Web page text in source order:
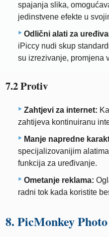
spajanja slika,
jedinstvene efekte u
Odlični alati za
iPiccy nudi skup
su izrezivanje, promjena
7.2 Protiv
Zahtjevi za internet:
zahtijeva kontinuiranu
Manje napredne
specijalizovanijim
funkcija za uređivanje.
Ometanje reklama:
radni tok kada koristite
8. PicMonkey